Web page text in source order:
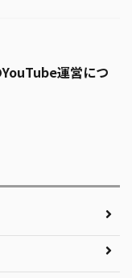
YouTube運営につ